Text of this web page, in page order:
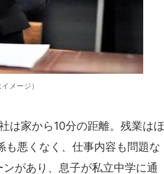
メージ）
は家から10分の距離。残業はほ
悪くなく、仕事内容も問題な
があり、息子が私立中学に通